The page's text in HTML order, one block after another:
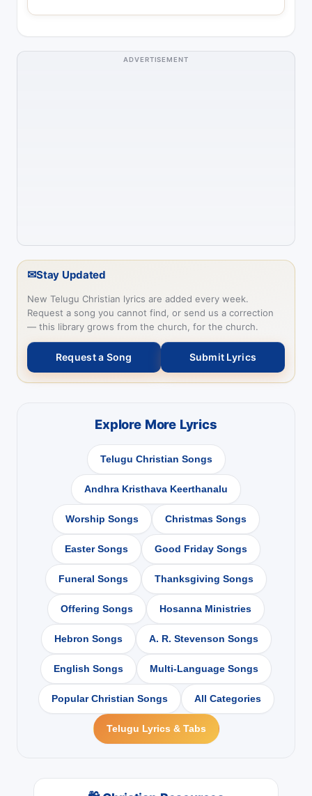
ADVERTISEMENT
✉Stay Updated
New Telugu Christian lyrics are added every week.
Request a song you cannot find, or send us a correction
— this library grows from the church, for the church.
Request a Song Submit Lyrics
Explore More Lyrics
Telugu Christian Songs
Andhra Kristhava Keerthanalu
Worship Songs Christmas Songs
Easter Songs Good Friday Songs
Funeral Songs Thanksgiving Songs
Offering Songs Hosanna Ministries
Hebron Songs A. R. Stevenson Songs
English Songs Multi-Language Songs
Popular Christian Songs All Categories
Telugu Lyrics & Tabs